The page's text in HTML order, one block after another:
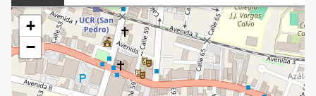
+
−